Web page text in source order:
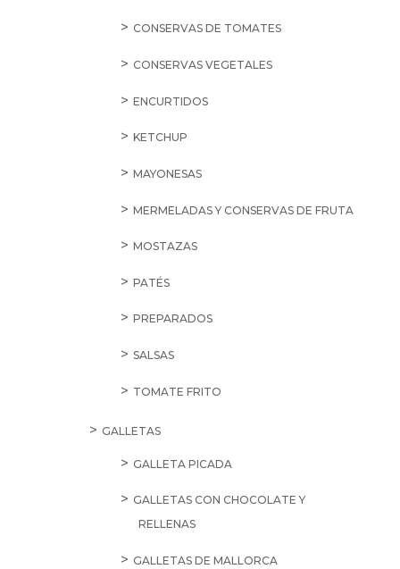
CONSERVAS DE TOMATES
CONSERVAS VEGETALES
ENCURTIDOS
KETCHUP
MAYONESAS
MERMELADAS Y CONSERVAS DE FRUTA
MOSTAZAS
PATÉS
PREPARADOS
SALSAS
TOMATE FRITO
GALLETAS
GALLETA PICADA
GALLETAS CON CHOCOLATE Y
RELLENAS
GALLETAS DE MALLORCA